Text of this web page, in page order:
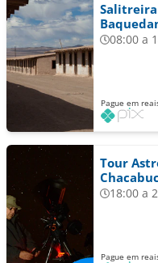
Salitreira
08:00 a
Pague em
Tour
18:00 a
Pague em